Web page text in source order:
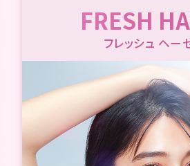
FRESH
フレッシュ ヘー